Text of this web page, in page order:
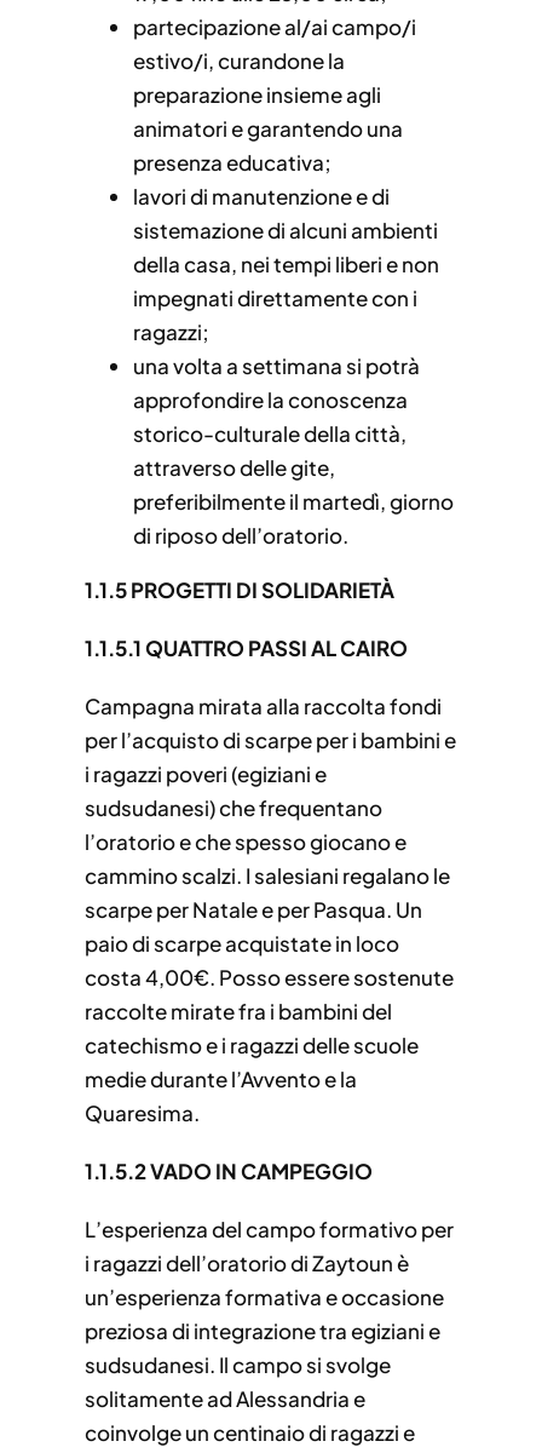
partecipazione al/ai campo/i
estivo/i, curandone la
preparazione insieme agli
animatori e garantendo una
presenza educativa;
lavori di manutenzione e di
sistemazione di alcuni ambienti
della casa, nei tempi liberi e non
impegnati direttamente con i
ragazzi;
una volta a settimana si potrà
approfondire la conoscenza
storico-culturale della città,
attraverso delle gite,
preferibilmente il martedì, giorno
di riposo dell’oratorio.
1.1.5 PROGETTI DI SOLIDARIETÀ
1.1.5.1 QUATTRO PASSI AL CAIRO
Campagna mirata alla raccolta fondi
per l’acquisto di scarpe per i bambini e
i ragazzi poveri (egiziani e
sudsudanesi) che frequentano
l’oratorio e che spesso giocano e
cammino scalzi. I salesiani regalano le
scarpe per Natale e per Pasqua. Un
paio di scarpe acquistate in loco
costa 4,00€. Posso essere sostenute
raccolte mirate fra i bambini del
catechismo e i ragazzi delle scuole
medie durante l’Avvento e la
Quaresima.
1.1.5.2 VADO IN CAMPEGGIO
L’esperienza del campo formativo per
i ragazzi dell’oratorio di Zaytoun è
un’esperienza formativa e occasione
preziosa di integrazione tra egiziani e
sudsudanesi. Il campo si svolge
solitamente ad Alessandria e
coinvolge un centinaio di ragazzi e